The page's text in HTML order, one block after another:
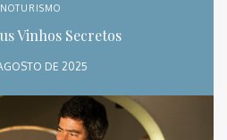
Vinhos Secretos
DE 2025